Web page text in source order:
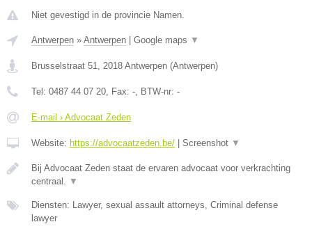
Niet gevestigd in de provincie Namen.
Antwerpen » Antwerpen Google maps ▼
Brusselstraat 51, 2018 Antwerpen (Antwerpen)
Tel: 0487 44 07 20, Fax: -, BTW-nr: -
E-mail › Advocaat Zeden
Website: https://advocaatzeden.be/ Screenshot ▼
Bij Advocaat Zeden staat de ervaren advocaat voor verkrachting
centraal. ▼
Diensten: Lawyer, sexual assault attorneys, Criminal defense
lawyer